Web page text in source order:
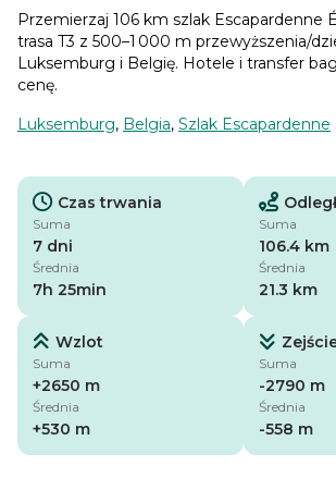
Przemierzaj 106 km szlak Escapardenne
trasa T3 z 500–1 000 m przewyższenia/
Luksemburg i Belgię. Hotele i transfer
cenę.
Luksemburg, Belgia, Szlak Escapardenne
Czas trwania
Suma
7 dni
Średnia
7h 25min
Suma
106.4 km
Średnia
21.3 km
Wzlot
Suma
+2650 m
Średnia
+530 m
Suma
-2790 m
Średnia
-558 m